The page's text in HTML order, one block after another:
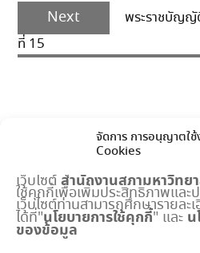
จัดการ การอนุญาตใช้
Cookies
เว็บไซต์สำนักงานสภามหาวิทย
ใช้คุกกี้เพื่อเพิ่มประสิทธิภาพและ
เว็บไซต์ท่านสามารถศึกษารายละ
ได้ที่"นโยบายการใช้คุกกี้" และ น
ของข้อมูล
Next
Next
post:
พระราชบัญญั
ที่ 15
เมนูด่วน
กำหนดการประชุมสภามหาวิทยาลัย